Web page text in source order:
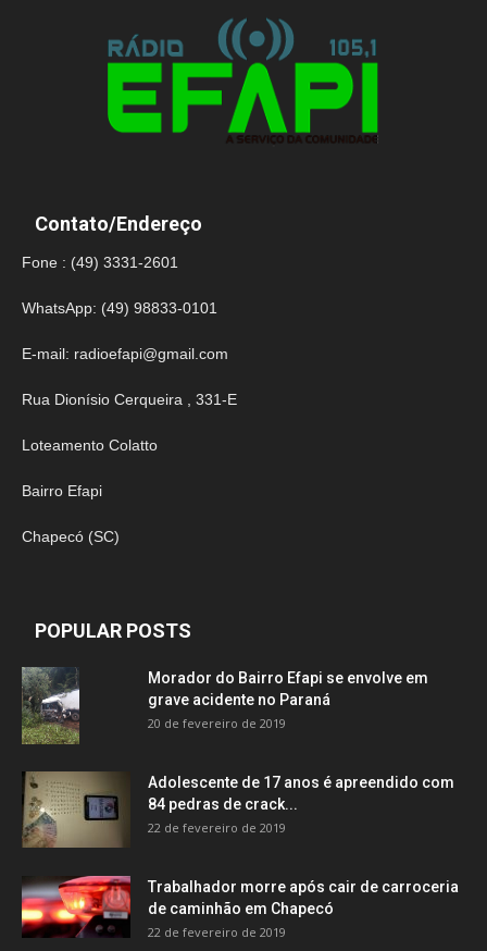
Contato/Endereço
Fone : (49) 3331-2601
WhatsApp: (49) 98833-0101
E-mail: radioefapi@gmail.com
Rua Dionísio Cerqueira , 331-E
Loteamento Colatto
Bairro Efapi
Chapecó (SC)
POPULAR POSTS
Morador do Bairro Efapi se envolve em
grave acidente no Paraná
20 de fevereiro de 2019
Adolescente de 17 anos é apreendido com
84 pedras de crack...
22 de fevereiro de 2019
Trabalhador morre após cair de carroceria
de caminhão em Chapecó
22 de fevereiro de 2019